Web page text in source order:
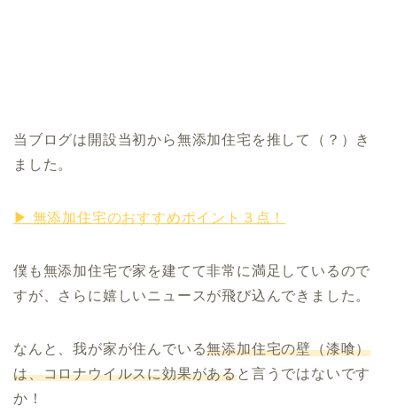
当ブログは開設当初から無添加住宅を推して（？）き
ました。
▶︎ 無添加住宅のおすすめポイント３点！
僕も無添加住宅で家を建てて非常に満足しているので
すが、さらに嬉しいニュースが飛び込んできました。
なんと、我が家が住んでいる無添加住宅の壁（漆喰）
は、コロナウイルスに効果があると言うではないです
か！